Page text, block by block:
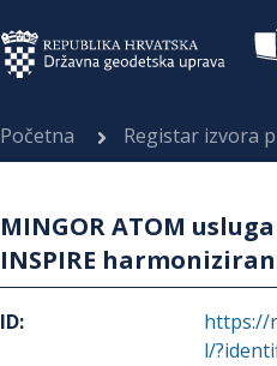
Početna Registar izvora
MINGOR ATOM
INSPIRE
ID:
https://
l/